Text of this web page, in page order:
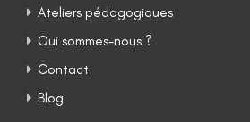
Ateliers pédagogiques
Qui sommes-nous ?
Contact
Blog